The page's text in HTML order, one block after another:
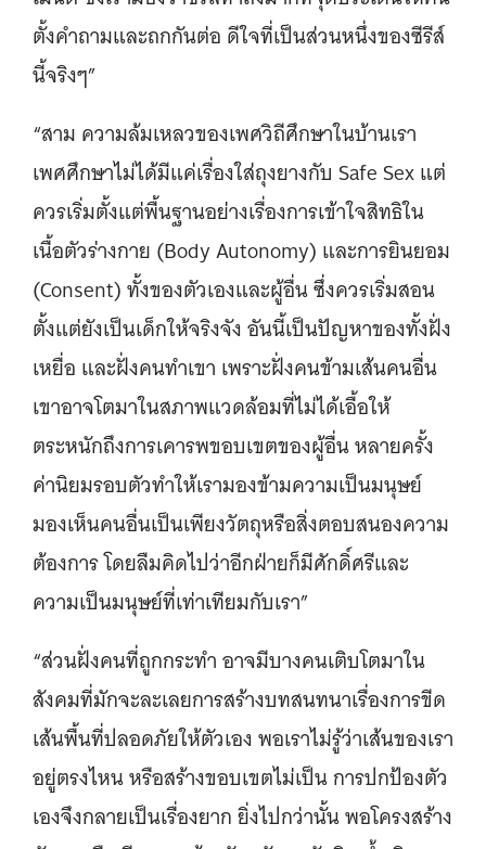
ตั้งคำถามและถกกันต่อ ดีใจที่เป็นส่วนหนึ่งของซีรีส์
นี้จริงๆ”
“สาม ความล้มเหลวของเพศวิถีศึกษาในบ้านเรา
เพศศึกษาไม่ได้มีแค่เรื่องใส่ถุงยางกับ Safe Sex แต่
ควรเริ่มตั้งแต่พื้นฐานอย่างเรื่องการเข้าใจสิทธิใน
เนื้อตัวร่างกาย (Body Autonomy) และการยินยอม
(Consent) ทั้งของตัวเองและผู้อื่น ซึ่งควรเริ่มสอน
ตั้งแต่ยังเป็นเด็กให้จริงจัง อันนี้เป็นปัญหาของทั้งฝั่ง
เหยื่อ และฝั่งคนทำเขา เพราะฝั่งคนข้ามเส้นคนอื่น
เขาอาจโตมาในสภาพแวดล้อมที่ไม่ได้เอื้อให้
ตระหนักถึงการเคารพขอบเขตของผู้อื่น หลายครั้ง
ค่านิยมรอบตัวทำให้เรามองข้ามความเป็นมนุษย์
มองเห็นคนอื่นเป็นเพียงวัตถุหรือสิ่งตอบสนองความ
ต้องการ โดยลืมคิดไปว่าอีกฝ่ายก็มีศักดิ์ศรีและ
ความเป็นมนุษย์ที่เท่าเทียมกับเรา”
“ส่วนฝั่งคนที่ถูกกระทำ อาจมีบางคนเติบโตมาใน
สังคมที่มักจะละเลยการสร้างบทสนทนาเรื่องการขีด
เส้นพื้นที่ปลอดภัยให้ตัวเอง พอเราไม่รู้ว่าเส้นของเรา
อยู่ตรงไหน หรือสร้างขอบเขตไม่เป็น การปกป้องตัว
เองจึงกลายเป็นเรื่องยาก ยิ่งไปกว่านั้น พอโครงสร้าง